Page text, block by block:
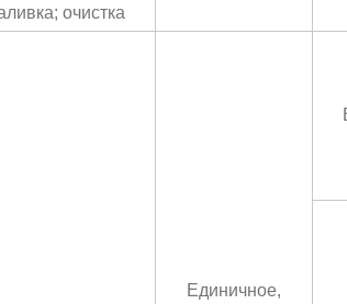
очистка
Единичное,